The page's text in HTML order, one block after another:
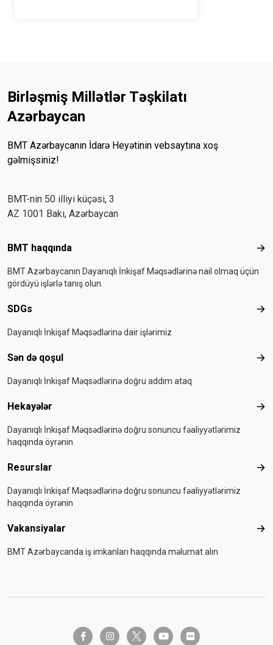
Birləşmiş Millətlər Təşkilatı
Azərbaycan
BMT Azərbaycanın İdarə Heyətinin vebsaytına xoş
gəlmişsiniz!
BMT-nin 50 illiyi küçəsi, 3
AZ 1001 Bakı, Azərbaycan
Footer menu
BMT haqqında
BMT Azərbaycanın Dayanıqlı İnkişaf Məqsədlərinə nail olmaq üçün
gördüyü işlərlə tanış olun.
SDGs
Dayanıqlı İnkişaf Məqsədlərinə dair işlərimiz
Sən də qoşul
Dayanıqlı İnkişaf Məqsədlərinə doğru addım ataq
Hekayələr
Dayanıqlı İnkişaf Məqsədlərinə doğru sonuncu fəaliyyətlərimiz
haqqında öyrənin
Resurslar
Dayanıqlı İnkişaf Məqsədlərinə doğru sonuncu fəaliyyətlərimiz
haqqında öyrənin
Vakansiyalar
BMT Azərbaycanda iş imkanları haqqında məlumat alın
facebook-finstagramtwitter-x youtube flickr